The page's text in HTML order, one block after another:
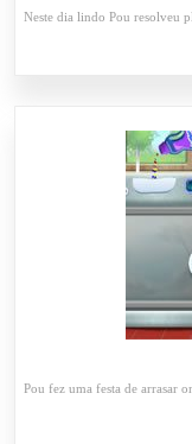
Neste dia lindo Pou resolveu
Pou fez uma festa de arrasar